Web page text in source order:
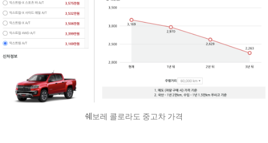
쉐보레 콜로라도 중고차 가격